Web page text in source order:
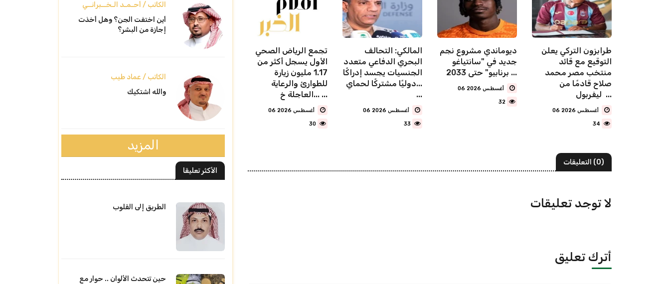
تجمع الرياض الصحي
الأول يسجل أكثر من
1.17 مليون زيارة
للطوارئ والرعاية
العاجلة خ... ...
30
المالكي: التحالف
البحري الدفاعي متعدد
الجنسيات يجسد إدراكًا
دوليًا مشتركًا لحماي...
...
33
ديوماندي مشروع نجم
جديد في "سانتياغو
برنابيو" حتى 2033 ...
32
طرابزون التركي يعلن
التوقيع مع قائد
منتخب مصر محمد
صلاح قادمًا من
ليفربول ...
34
(0) التعليقات
لا توجد تعليقات
أترك تعليق
الكاتب / أحـمـد الـخــبرانــي
أين اختفت الجن؟ وهل أخذت
إجازة من البشر؟
الكاتب / عماد طيب
والله اشتكيك
المزيد
الأكثر تعليقا
الطريق إلى القلوب
حين تتحدث الألوان .. حوار مع